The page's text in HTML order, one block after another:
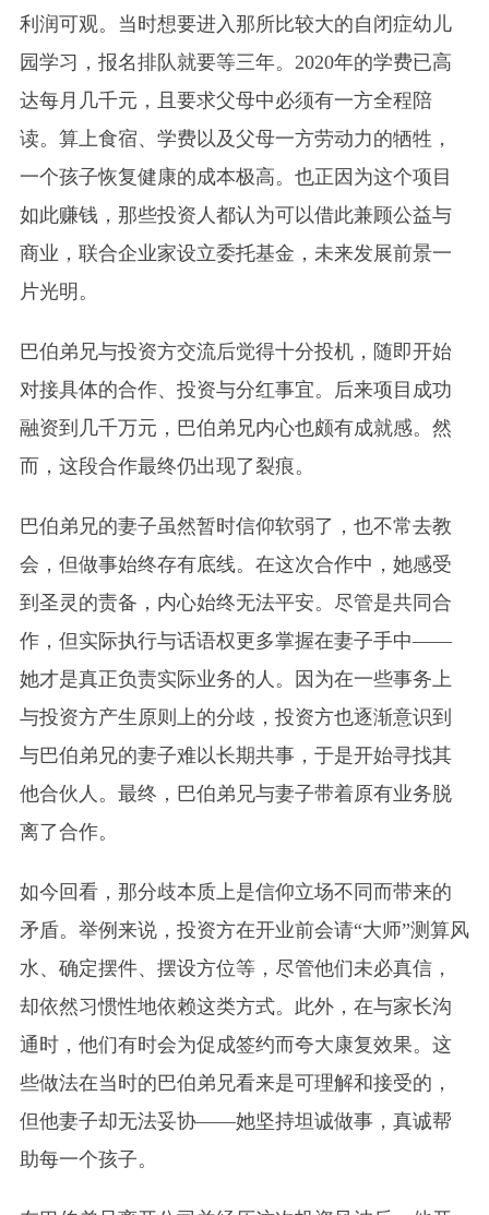
利润可观。当时想要进入那所比较大的自闭症幼儿
园学习，报名排队就要等三年。2020年的学费已高
达每月几千元，且要求父母中必须有一方全程陪
读。算上食宿、学费以及父母一方劳动力的牺牲，
一个孩子恢复健康的成本极高。也正因为这个项目
如此赚钱，那些投资人都认为可以借此兼顾公益与
商业，联合企业家设立委托基金，未来发展前景一
片光明。
巴伯弟兄与投资方交流后觉得十分投机，随即开始
对接具体的合作、投资与分红事宜。后来项目成功
融资到几千万元，巴伯弟兄内心也颇有成就感。然
而，这段合作最终仍出现了裂痕。
巴伯弟兄的妻子虽然暂时信仰软弱了，也不常去教
会，但做事始终存有底线。在这次合作中，她感受
到圣灵的责备，内心始终无法平安。尽管是共同合
作，但实际执行与话语权更多掌握在妻子手中——
她才是真正负责实际业务的人。因为在一些事务上
与投资方产生原则上的分歧，投资方也逐渐意识到
与巴伯弟兄的妻子难以长期共事，于是开始寻找其
他合伙人。最终，巴伯弟兄与妻子带着原有业务脱
离了合作。
如今回看，那分歧本质上是信仰立场不同而带来的
矛盾。举例来说，投资方在开业前会请“大师”测算风
水、确定摆件、摆设方位等，尽管他们未必真信，
却依然习惯性地依赖这类方式。此外，在与家长沟
通时，他们有时会为促成签约而夸大康复效果。这
些做法在当时的巴伯弟兄看来是可理解和接受的，
但他妻子却无法妥协——她坚持坦诚做事，真诚帮
助每一个孩子。